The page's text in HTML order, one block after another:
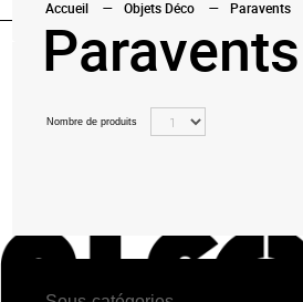
Accueil Objets Déco Paravents
Paravents
Nombre de produits